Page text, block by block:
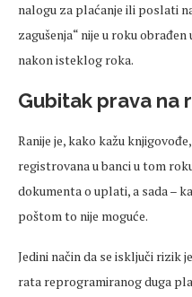
nalogu za plaćanje ili poslati
zagušenja“ nije u roku
nakon isteklog roka.
Gubitak prava na
Ranije je, kako kažu
registrovana u banci u tom
dokumenta o uplati, a sada –
poštom to nije moguće.
Jedini način da se isključi rizik
rata reprogramiranog duga